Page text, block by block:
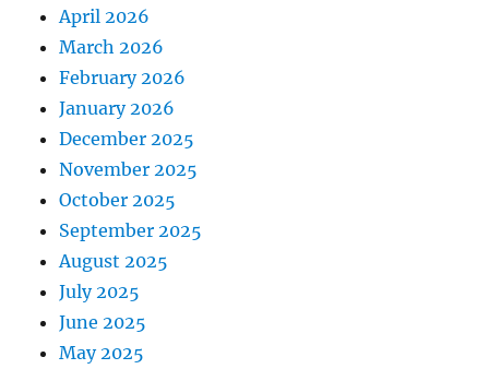
April 2026
March 2026
February 2026
January 2026
December 2025
November 2025
October 2025
September 2025
August 2025
July 2025
June 2025
May 2025